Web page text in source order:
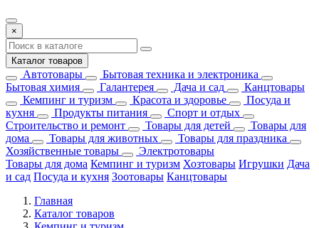
×
Каталог товаров
Автотовары
Бытовая техника и электроника
Бытовая химия
Галантерея Дача и сад
Канцтовары
Кемпинг и туризм
Красота и здоровье
Посуда и
кухня
Продукты питания
Спорт и отдых
Строительство и ремонт
Товары для детей
Товары для
дома
Товары для животных
Товары для праздника
Хозяйственные товары
Электротовары
Товары для дома Кемпинг и туризм Хозтовары Игрушки Дача
и сад Посуда и кухня Зоотовары Канцтовары
Главная
Каталог товаров